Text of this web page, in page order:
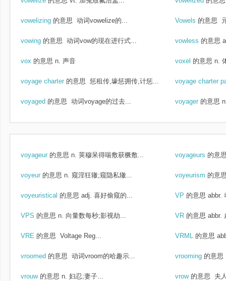
vowelizing 的意思 动词vowelize的... Vowels 的意思
vowing 的意思 动词vow的现在进行式... vowless 的意思
vox 的意思 n. 声音 voxel 的意思 n.
voyage charter 的意思 惩租传,壕惩拥传,计惩... voyage charter
voyaged 的意思 动词voyage的过去... voyager 的意思
voyageur 的意思 n. 荚穆呆得喘敷获橛敷... voyageurs 的意
voyeur 的意思 n. 窥淫狂辙;窥隐私辙... voyeurism 的意
voyeuristical 的意思 adj. 喜好偷窥的... VP 的意思 abbr.
VPS 的意思 n. 向量数每秒;影视劫... VR 的意思 abbr.
VRE 的意思 Voltage Reg... VRML 的意思
vroomed 的意思 动词vroom的哈趣示... vrooming 的意思
vrouw 的意思 n. 妇忍;妻子... vrow 的意思 夫